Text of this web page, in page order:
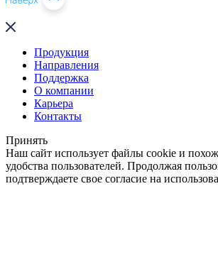
Продукция
Направления
Поддержка
О компании
Карьера
Контакты
Принять
Наш сайт использует файлы cookie и
удобства пользователей. Продолжая
подтверждаете свое согласие на